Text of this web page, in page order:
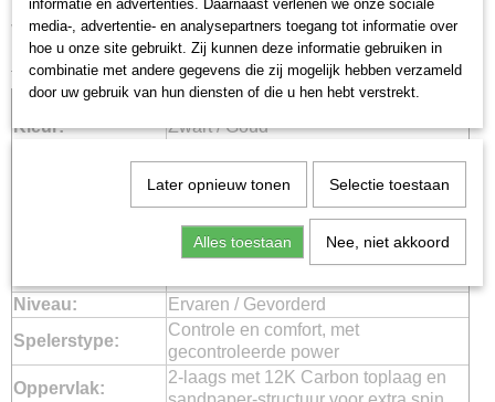
uitstekend gevoel en precisie. Hierdoor kun je met
vertrouwen en plezier op de padelbaan staan.
Informatie:
Merk:
The Indian Maharadja
Kleur:
Zwart / Goud
EVA Tech Pro 10/15
Standaard (360-370 g)
Midden (Groot)
38 mm
Niveau:
Ervaren / Gevorderd
Spelerstype:
Controle en comfort, met
gecontroleerde power
Oppervlak:
2-laags met 12K Carbon toplaag en
informatie en advertenties. Daarnaast verlenen we onze sociale
media-, advertentie- en analysepartners toegang tot informatie over
hoe u onze site gebruikt. Zij kunnen deze informatie gebruiken in
combinatie met andere gegevens die zij mogelijk hebben verzameld
door uw gebruik van hun diensten of die u hen hebt verstrekt.
Later opnieuw tonen Selectie toestaan
Alles toestaan Nee, niet akkoord